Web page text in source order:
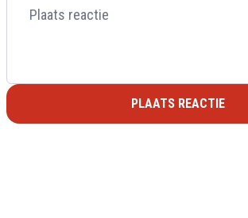
PLAATS REACTIE